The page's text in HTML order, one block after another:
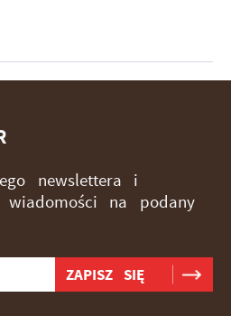
newslettera i
wiadomości na podany